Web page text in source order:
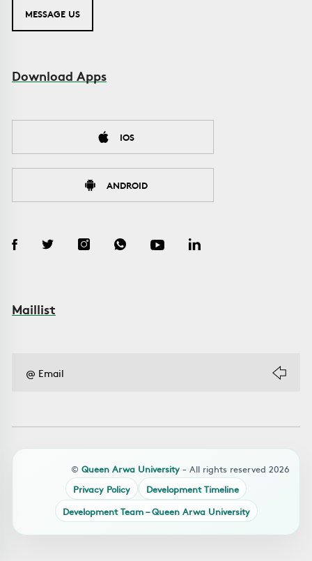
MESSAGE US
Download Apps
IOS
ANDROID
Maillist
© Queen Arwa University - All rights reserved 2026
Privacy Policy
Development Timeline
Development Team – Queen Arwa University